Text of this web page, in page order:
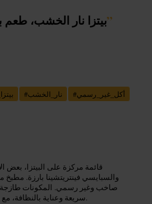
بيتزا نار الخشب،”
#نار_الخشب #أكل_غير_رسمي
قائمة مركزة على البيتزا، بعض
والسبايسي فينتريتشينا بارزة.
صاخب وغير رسمي. المكونات طازجة
سريعة وعناية بالنظافة، مع مراعاة للحساسيات عند الطلب.